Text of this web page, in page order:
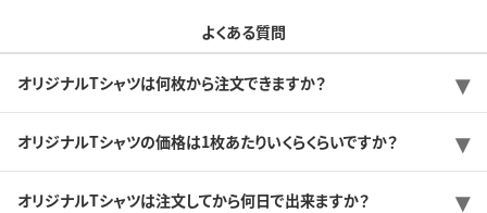
よくある質問
オリジナルTシャツは何枚から注文できますか？
オリジナルTシャツの価格は1枚あたりいくらくらいですか？
オリジナルTシャツは注文してから何日で出来ますか？